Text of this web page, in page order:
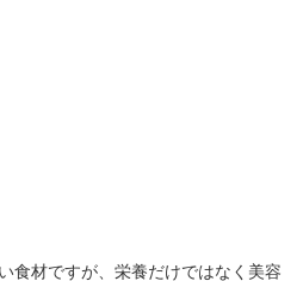
食材ですが、栄養だけではなく美容